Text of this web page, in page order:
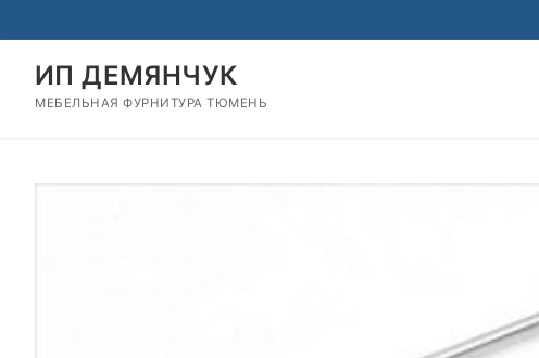
к
содержимому
ИП ДЕМЯНЧУК
МЕБЕЛЬНАЯ ФУРНИТУРА ТЮМЕНЬ